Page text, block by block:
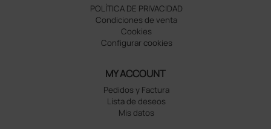
POLÍTICA DE PRIVACIDAD
Condiciones de venta
Cookies
Configurar cookies
MY ACCOUNT
Pedidos y Factura
Lista de deseos
Mis datos